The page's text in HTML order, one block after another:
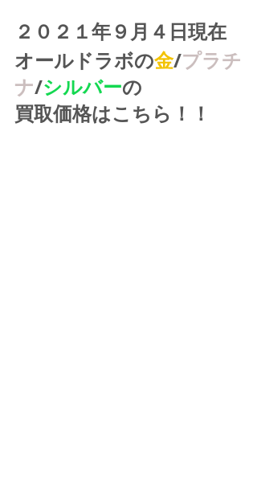
２０２１年９月４日現在
オールドラボの金/プラチ
ナ/シルバーの
買取価格はこちら！！